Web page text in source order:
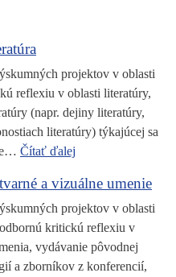
projektov v oblasti
reflexiu v oblasti literatúry,
(napr. dejiny literatúry,
literatúry) týkajúcej sa
Čítať ďalej
a vizuálne umenie
projektov v oblasti
kritickú reflexiu v
vydávanie pôvodnej
a zborníkov z konferencií,